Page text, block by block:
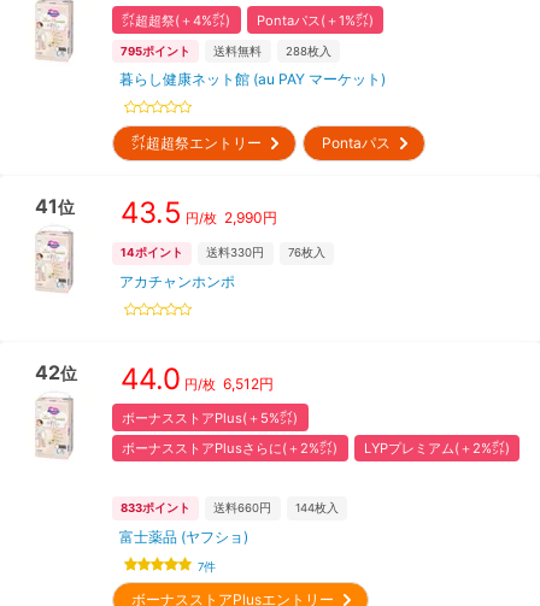
㌽超超祭(＋4%㌽) Pontaパス(＋1%㌽)
795ポイント 送料無料 288枚入
暮らし健康ネット館 (au PAY マーケット)
㌽超超祭エントリー Pontaパス
41位 43.5 円/枚 2,990円
14ポイント 送料330円 76枚入
アカチャンホンポ
42位 44.0 円/枚 6,512円
ボーナスストアPlus(＋5%㌽)
ボーナスストアPlusさらに(＋2%㌽)
LYPプレミアム(＋2%㌽)
833ポイント 送料660円 144枚入
富士薬品 (ヤフショ)
7件
ボーナスストアPlusエントリー